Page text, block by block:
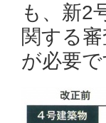
も、新2
関する
が必要で